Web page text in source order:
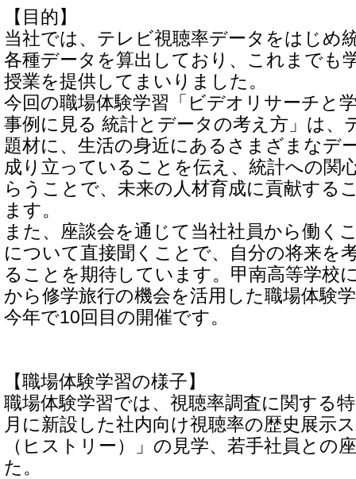
【目的】
当社では、テレビ視聴率データをはじめ
各種データを算出しており、これまでも
授業を提供してまいりました。
今回の職場体験学習「ビデオリサーチと
事例に見る 統計とデータの考え方」は、
題材に、生活の身近にあるさまざまなデ
成り立っていることを伝え、統計への関
らうことで、未来の人材育成に貢献する
ます。
また、座談会を通じて当社社員から働く
について直接聞くことで、自分の将来を
ることを期待しています。甲南高等学校
から修学旅行の機会を活用した職場体験
今年で10回目の開催です。
【職場体験学習の様子】
職場体験学習では、視聴率調査に関する
月に新設した社内向け視聴率の歴史展示
（ヒストリー）」の見学、若手社員との
た。